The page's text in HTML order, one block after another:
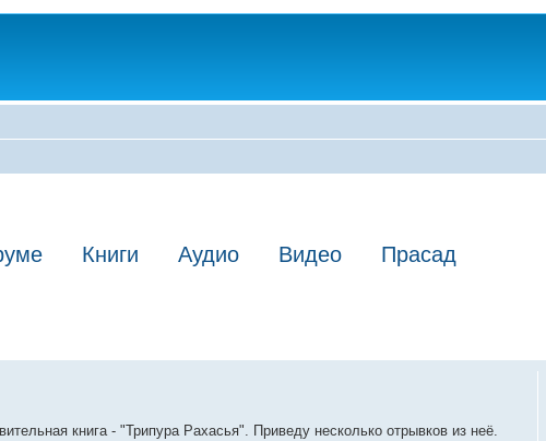
Книги Аудио Видео Прасад
книга - "Трипура Рахасья". Приведу несколько отрывков из неё.